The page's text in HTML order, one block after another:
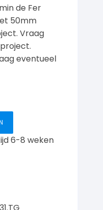
de Fer
50mm
Vraag
eventueel
6-8 weken